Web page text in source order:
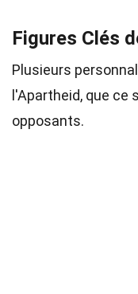
Figures Clés
Plusieurs
l'Apartheid, que
opposants.